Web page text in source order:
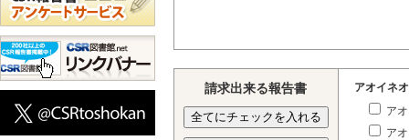
請求出来る報告書
アオイネ
ア
ア